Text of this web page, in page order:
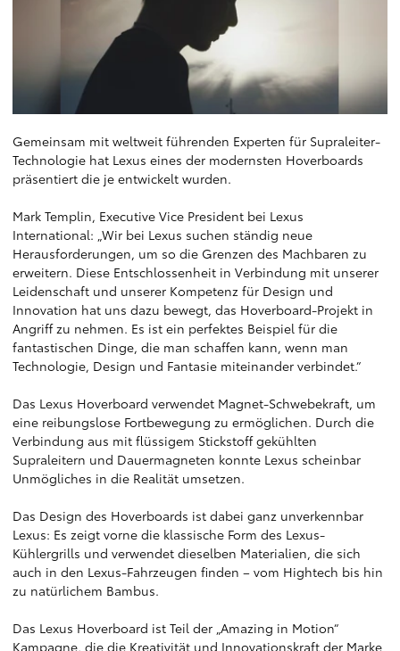
Gemeinsam mit weltweit führenden Experten für Supraleiter-
Technologie hat Lexus eines der modernsten Hoverboards
präsentiert die je entwickelt wurden.
Mark Templin, Executive Vice President bei Lexus
International: „Wir bei Lexus suchen ständig neue
Herausforderungen, um so die Grenzen des Machbaren zu
erweitern. Diese Entschlossenheit in Verbindung mit unserer
Leidenschaft und unserer Kompetenz für Design und
Innovation hat uns dazu bewegt, das Hoverboard-Projekt in
Angriff zu nehmen. Es ist ein perfektes Beispiel für die
fantastischen Dinge, die man schaffen kann, wenn man
Technologie, Design und Fantasie miteinander verbindet.“
Das Lexus Hoverboard verwendet Magnet-Schwebekraft, um
eine reibungslose Fortbewegung zu ermöglichen. Durch die
Verbindung aus mit flüssigem Stickstoff gekühlten
Supraleitern und Dauermagneten konnte Lexus scheinbar
Unmögliches in die Realität umsetzen.
Das Design des Hoverboards ist dabei ganz unverkennbar
Lexus: Es zeigt vorne die klassische Form des Lexus-
Kühlergrills und verwendet dieselben Materialien, die sich
auch in den Lexus-Fahrzeugen finden – vom Hightech bis hin
zu natürlichem Bambus.
Das Lexus Hoverboard ist Teil der „Amazing in Motion“
Kampagne, die die Kreativität und Innovationskraft der Marke